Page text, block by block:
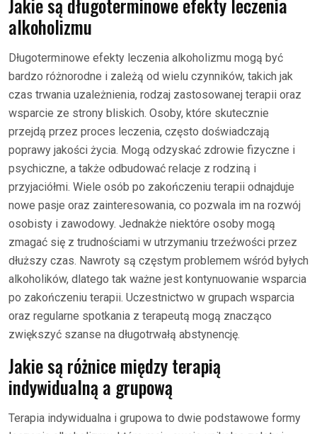
alkoholizmu
Długoterminowe efekty leczenia alkoholizmu mogą być
bardzo różnorodne i zależą od wielu czynników, takich jak
czas trwania uzależnienia, rodzaj zastosowanej terapii oraz
wsparcie ze strony bliskich. Osoby, które skutecznie
przejdą przez proces leczenia, często doświadczają
poprawy jakości życia. Mogą odzyskać zdrowie fizyczne i
psychiczne, a także odbudować relacje z rodziną i
przyjaciółmi. Wiele osób po zakończeniu terapii odnajduje
nowe pasje oraz zainteresowania, co pozwala im na rozwój
osobisty i zawodowy. Jednakże niektóre osoby mogą
zmagać się z trudnościami w utrzymaniu trzeźwości przez
dłuższy czas. Nawroty są częstym problemem wśród byłych
alkoholików, dlatego tak ważne jest kontynuowanie wsparcia
po zakończeniu terapii. Uczestnictwo w grupach wsparcia
oraz regularne spotkania z terapeutą mogą znacząco
zwiększyć szanse na długotrwałą abstynencję.
Jakie są różnice między terapią
indywidualną a grupową
Terapia indywidualna i grupowa to dwie podstawowe formy